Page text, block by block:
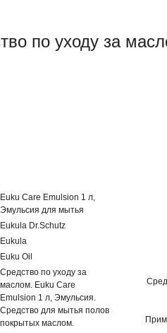
по уходу за
Euku Care Emulsion 1 л,
Эмульсия для мытья
Eukula Dr.Schutz
Eukula
Euku Oil
Средство по уходу за
маслом. Euku Care
Emulsion 1 л, Эмульсия.
Средство для мытья полов
покрытых маслом.